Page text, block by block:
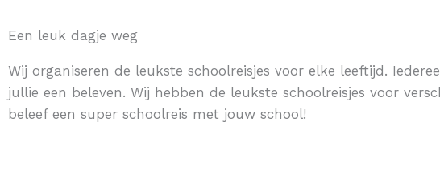
Een leuk dagje weg
Wij organiseren de leukste schoolreisjes voor elke leeftijd.
jullie een beleven. Wij hebben de leukste schoolreisjes voor
beleef een super schoolreis met jouw school!